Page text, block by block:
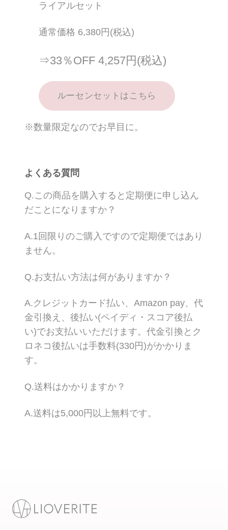
ライアルセット
通常価格 6,380円(税込)
⇒33％OFF 4,257円(税込)
ルーセンセットはこちら
※数量限定なのでお早目に。
よくある質問
Q.この商品を購入すると定期便に申し込ん
だことになりますか？
A.1回限りのご購入ですので定期便ではあり
ません。
Q.お支払い方法は何がありますか？
A.クレジットカード払い、Amazon pay、代
金引換え、後払い(ペイディ・スコア後払
い)でお支払いいただけます。代金引換とク
ロネコ後払いは手数料(330円)がかかりま
す。
Q.送料はかかりますか？
A.送料は5,000円以上無料です。